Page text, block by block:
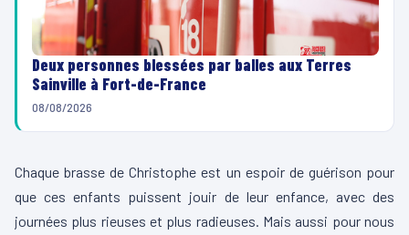
Deux personnes blessées par balles aux Terres
Sainville à Fort-de-France
08/08/2026
Chaque brasse de Christophe est un espoir de guérison pour
que ces enfants puissent jouir de leur enfance, avec des
journées plus rieuses et plus radieuses. Mais aussi pour nous